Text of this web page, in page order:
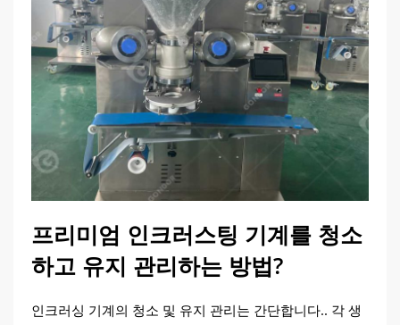
프리미엄 인크러스팅 기계를 청소
하고 유지 관리하는 방법?
인크러싱 기계의 청소 및 유지 관리는 간단합니다.. 각 생